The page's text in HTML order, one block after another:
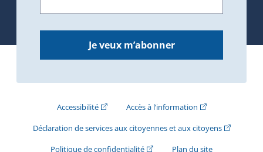
Je veux m’abonner
Accessibilité(Cet hyperlien externe s'ouvrira dans une
Accès à l’information(Cet hyperlien
Déclaration de services aux citoyennes et aux citoyens(Cet
Politique de confidentialité(Cet hyperlien externe s'ouvrira
Plan du site